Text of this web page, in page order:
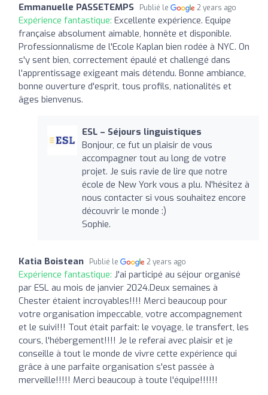
Emmanuelle PASSETEMPS Publié le 2 years ago
Expérience fantastique: Excellente expérience. Equipe
française absolument aimable, honnête et disponible.
Professionnalisme de l'Ecole Kaplan bien rodée à NYC. On
s'y sent bien, correctement épaulé et challengé dans
l'apprentissage exigeant mais détendu. Bonne ambiance,
bonne ouverture d'esprit, tous profils, nationalités et
âges bienvenus.
ESL – Séjours linguistiques
Bonjour, ce fut un plaisir de vous
accompagner tout au long de votre
projet. Je suis ravie de lire que notre
école de New York vous a plu. N'hésitez à
nous contacter si vous souhaitez encore
découvrir le monde :)
Sophie.
Katia Boistean Publié le 2 years ago
Expérience fantastique: J'ai participé au séjour organisé
par ESL au mois de janvier 2024.Deux semaines à
Chester étaient incroyables!!!! Merci beaucoup pour
votre organisation impeccable, votre accompagnement
et le suivi!!! Tout était parfait: le voyage, le transfert, les
cours, l'hébergement!!!! Je le referai avec plaisir et je
conseille à tout le monde de vivre cette expérience qui
grâce à une parfaite organisation s'est passée à
merveille!!!!! Merci beaucoup à toute l'équipe!!!!!!